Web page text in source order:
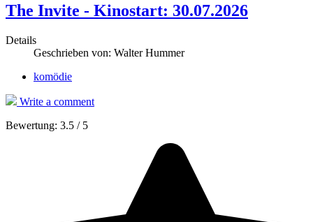
The Invite - Kinostart: 30.07.2026
Details
Geschrieben von: Walter Hummer
komödie
Write a comment
Bewertung: 3.5 / 5